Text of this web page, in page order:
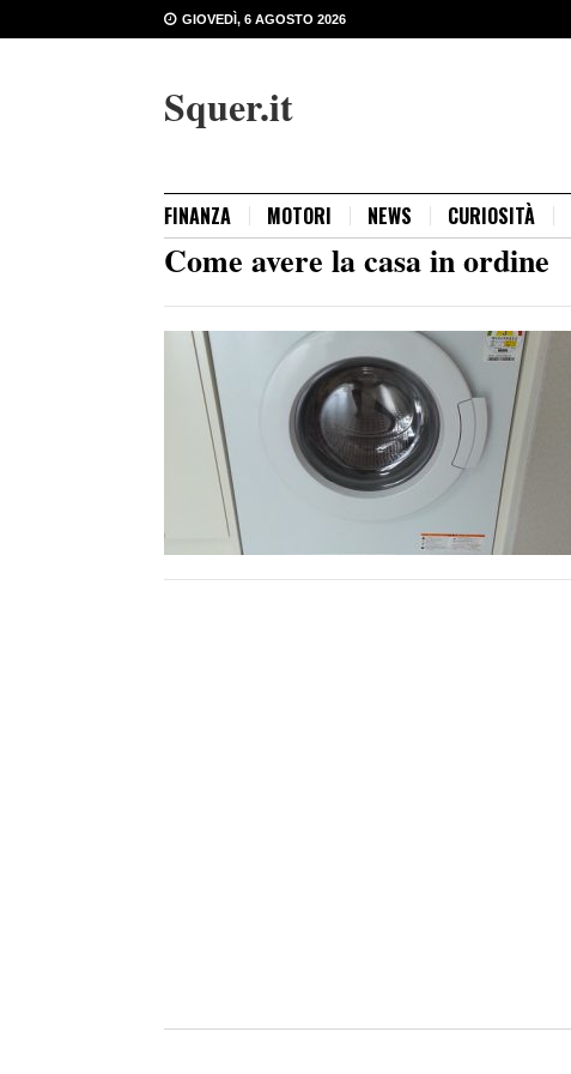
GIOVEDÌ, 6 AGOSTO 2026
Squer.it
FINANZA MOTORI NEWS CURIOSITÀ
Come avere la casa in ordine